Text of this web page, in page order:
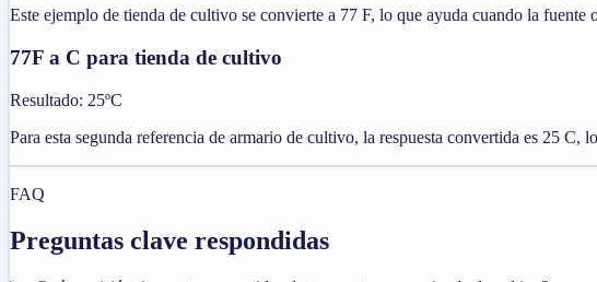
Este ejemplo de tienda de cultivo se convierte a 77 F, lo que ayuda cuando la
77F a C para tienda de cultivo
Resultado: 25ºC
Para esta segunda referencia de armario de cultivo, la respuesta convertida es 25
FAQ
Preguntas clave respondidas